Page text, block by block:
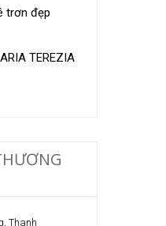
trơn đẹp
TEREZIA
Thanh